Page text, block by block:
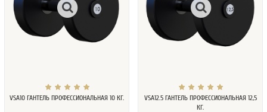
VSA10 ГАНТЕЛЬ ПРОФЕССИОНАЛЬНАЯ 10 КГ.
VSA12.5 ГАНТЕЛЬ ПРОФЕССИОНАЛЬНАЯ 12,5
КГ.